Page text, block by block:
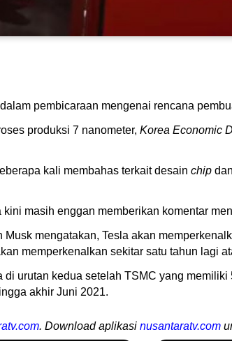
pembicaraan mengenai rencana
produksi 7 nanometer, Korea Economic
kali membahas terkait desain chip
masih enggan memberikan komentar
mengatakan, Tesla akan
memperkenalkan sekitar satu tahun lagi
di urutan kedua setelah TSMC yang
akhir Juni 2021.
. Download aplikasi nusantaratv.com